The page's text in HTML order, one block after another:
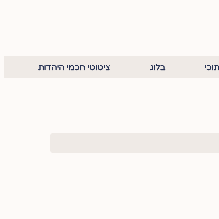
בלוג ציטוטי חכמי היהדות